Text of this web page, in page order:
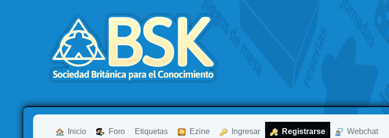
Inicio Foro Etiquetas Ezine Ingresar Registrarse Webchat